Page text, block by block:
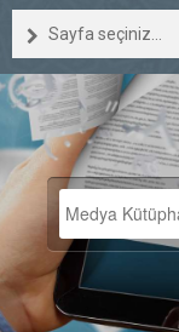
Sayfa seçiniz...